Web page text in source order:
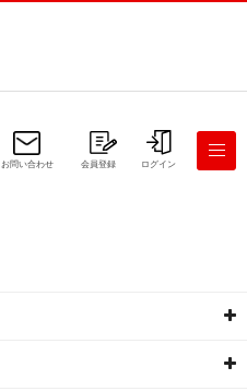
お問い合わせ 会員登録 ログイン